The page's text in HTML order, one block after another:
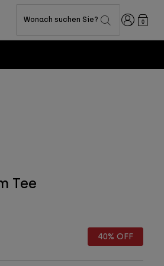
Wonach suchen Sie? Anmelden
0
Tee
40% OFF